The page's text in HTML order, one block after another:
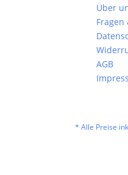
Über
Fragen
AGB
* Alle Preise